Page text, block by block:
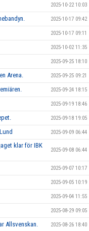
2025-10-22 10:03
2025-10-17 09:42
2025-10-17 09:11
2025-10-02 11:35
2025-09-25 18:10
Arena. 2025-09-25 09:21
2025-09-24 18:15
2025-09-19 18:46
2025-09-18 19:05
2025-09-09 06:44
klar för IBK
2025-09-08 06:44
2025-09-07 10:17
2025-09-05 10:19
2025-09-04 11:55
2025-08-29 09:05
Allsvenskan. 2025-08-26 18:40